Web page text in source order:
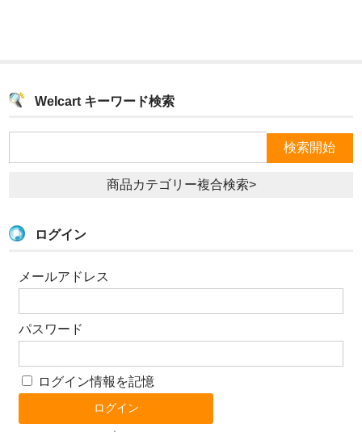
Welcart キーワード検索
商品カテゴリー複合検索>
ログイン
メールアドレス
パスワード
ログイン情報を記憶